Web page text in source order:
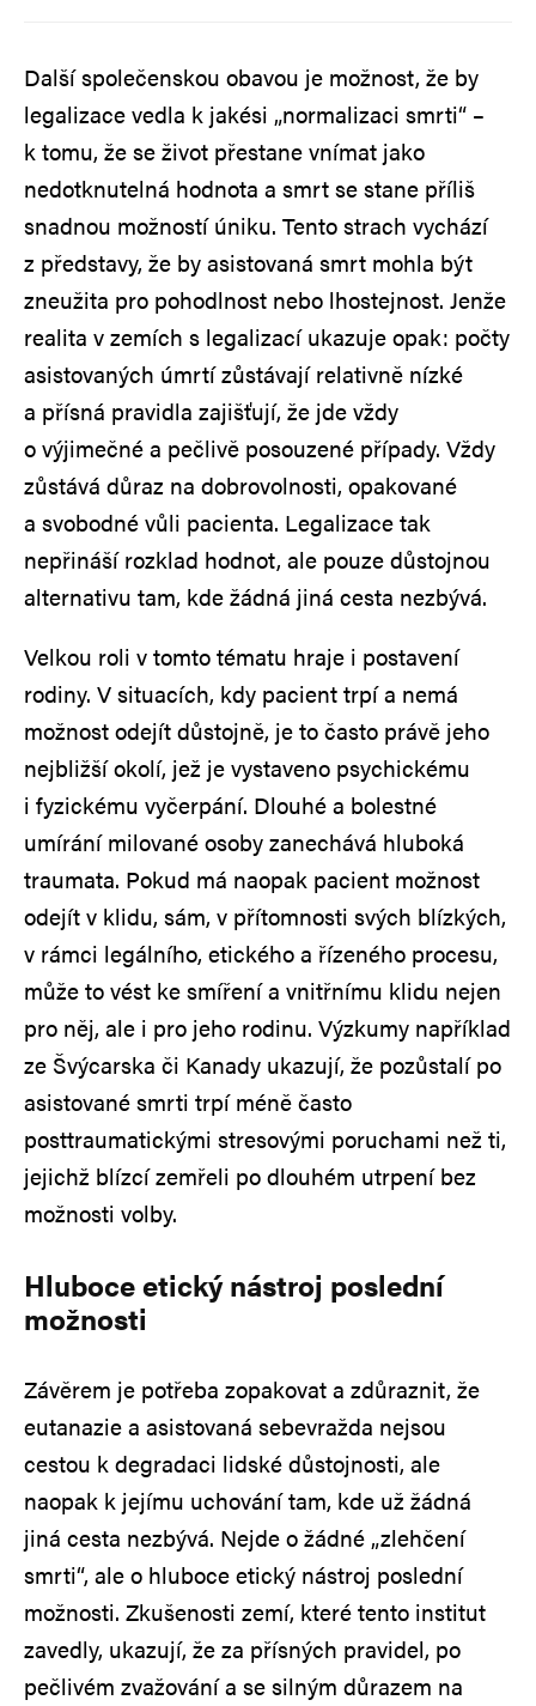
Další společenskou obavou je možnost, že by
legalizace vedla k jakési „normalizaci smrti“ –
k tomu, že se život přestane vnímat jako
nedotknutelná hodnota a smrt se stane příliš
snadnou možností úniku. Tento strach vychází
z představy, že by asistovaná smrt mohla být
zneužita pro pohodlnost nebo lhostejnost. Jenže
realita v zemích s legalizací ukazuje opak: počty
asistovaných úmrtí zůstávají relativně nízké
a přísná pravidla zajišťují, že jde vždy
o výjimečné a pečlivě posouzené případy. Vždy
zůstává důraz na dobrovolnosti, opakované
a svobodné vůli pacienta. Legalizace tak
nepřináší rozklad hodnot, ale pouze důstojnou
alternativu tam, kde žádná jiná cesta nezbývá.
Velkou roli v tomto tématu hraje i postavení
rodiny. V situacích, kdy pacient trpí a nemá
možnost odejít důstojně, je to často právě jeho
nejbližší okolí, jež je vystaveno psychickému
i fyzickému vyčerpání. Dlouhé a bolestné
umírání milované osoby zanechává hluboká
traumata. Pokud má naopak pacient možnost
odejít v klidu, sám, v přítomnosti svých blízkých,
v rámci legálního, etického a řízeného procesu,
může to vést ke smíření a vnitřnímu klidu nejen
pro něj, ale i pro jeho rodinu. Výzkumy například
ze Švýcarska či Kanady ukazují, že pozůstalí po
asistované smrti trpí méně často
posttraumatickými stresovými poruchami než ti,
jejichž blízcí zemřeli po dlouhém utrpení bez
možnosti volby.
Hluboce etický nástroj poslední
možnosti
Závěrem je potřeba zopakovat a zdůraznit, že
eutanazie a asistovaná sebevražda nejsou
cestou k degradaci lidské důstojnosti, ale
naopak k jejímu uchování tam, kde už žádná
jiná cesta nezbývá. Nejde o žádné „zlehčení
smrti“, ale o hluboce etický nástroj poslední
možnosti. Zkušenosti zemí, které tento institut
zavedly, ukazují, že za přísných pravidel, po
pečlivém zvažování a se silným důrazem na